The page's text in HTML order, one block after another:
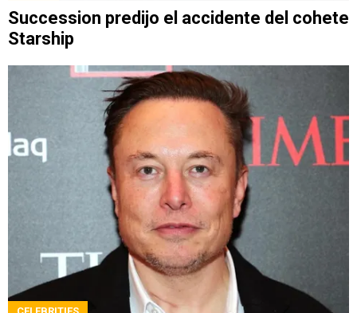
Succession predijo el accidente del cohete
Starship